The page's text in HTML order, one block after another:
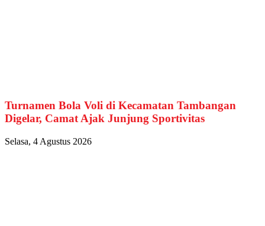
Turnamen Bola Voli di Kecamatan Tambangan
Digelar, Camat Ajak Junjung Sportivitas
Selasa, 4 Agustus 2026